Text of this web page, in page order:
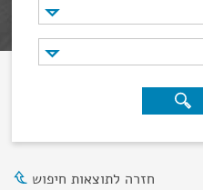
חזרה לתוצאות חיפוש